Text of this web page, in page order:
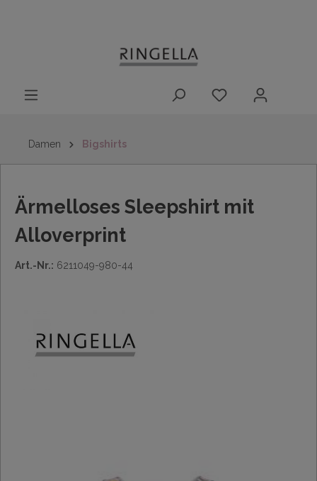
Damen Bigshirts
Ärmelloses Sleepshirt mit
Alloverprint
Art.-Nr.: 6211049-980-44